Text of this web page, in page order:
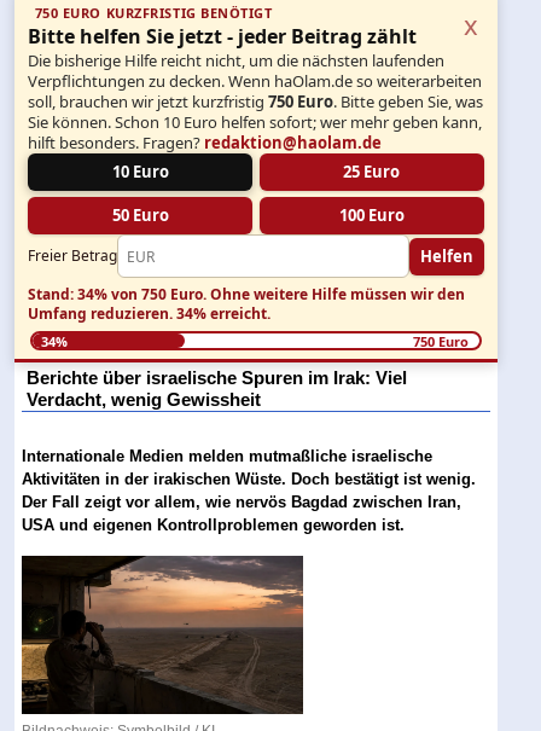
750 EURO KURZFRISTIG BENÖTIGT
Bitte helfen Sie jetzt - jeder Beitrag zählt
Die bisherige Hilfe reicht nicht, um die nächsten laufenden
Verpflichtungen zu decken. Wenn haOlam.de so weiterarbeiten
soll, brauchen wir jetzt kurzfristig750 Euro. Bitte geben Sie, was
Sie können. Schon 10 Euro helfen sofort; wer mehr geben kann,
hilft besonders. Fragen? redaktion@haolam.de
10 Euro
25 Euro
50 Euro 100 Euro
Freier Betrag Helfen
x
Stand: 34% von 750 Euro.Ohne weitere Hilfe müssen wir den
Umfang reduzieren.34% erreicht.
34% 750 Euro
Berichte über israelische Spuren im Irak: Viel
Verdacht, wenig Gewissheit
Internationale Medien melden mutmaßliche israelische
Aktivitäten in der irakischen Wüste. Doch bestätigt ist wenig.
Der Fall zeigt vor allem, wie nervös Bagdad zwischen Iran,
USA und eigenen Kontrollproblemen geworden ist.